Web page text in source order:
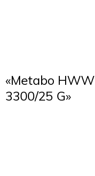
«Metabo HWW
3300/25 G»